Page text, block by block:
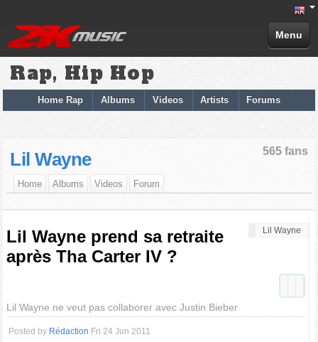
Menu
Rap, Hip Hop
Home Rap Albums Videos Artists Forums
565 fans
Lil Wayne
Home Albums Videos Forum
Lil Wayne
Lil Wayne prend sa retraite
après Tha Carter IV ?
Lil Wayne ne veut pas collaborer avec Justin Bieber
Posted by Rédaction Fri 24 Jun 2011